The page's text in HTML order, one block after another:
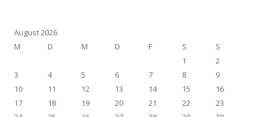
August 2026
M
D M D F S
S
1
2
3
4 5 6 7 8
9
10
11 12 13 14 15
16
17
18 19 20 21 22
23